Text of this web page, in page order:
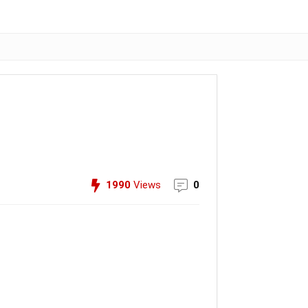
1990 Views 0